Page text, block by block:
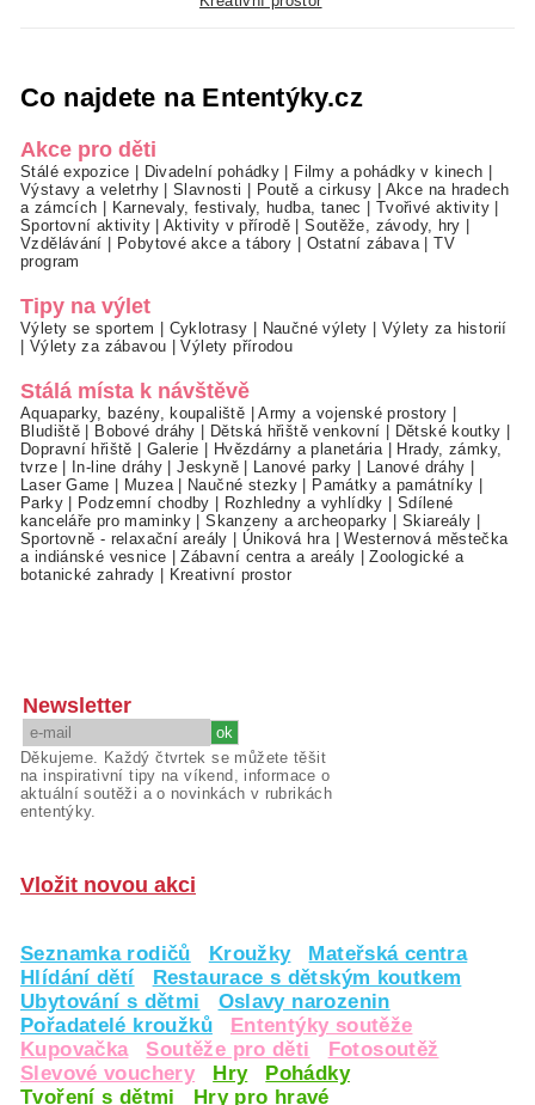
Co najdete na Ententýky.cz
Akce pro děti
Stálé expozice Divadelní pohádky Filmy a pohádky v kinech
Výstavy a veletrhy|Slavnosti Poutě a cirkusy
Akce na hradech
a zámcích
Karnevaly, festivaly, hudba, tanec Tvořivé aktivity
Sportovní aktivity|Aktivity v přírodě |Soutěže, závody, hry
Vzdělávání
Pobytové akce a tábory Ostatní zábava|TV
program
Tipy na výlet
Výlety se sportem Cyklotrasy Naučné výlety
Výlety za historií
Výlety za zábavou |Výlety přírodou
Stálá místa k návštěvě
Aquaparky, bazény, koupaliště |Army a vojenské prostory
Bludiště
Bobové dráhy Dětská hřiště venkovní Dětské koutky
Dopravní hřiště
Galerie Hvězdárny a planetária|
Hrady, zámky,
tvrze| In-line dráhy |Jeskyně| Lanové parky Lanové dráhy
Laser Game
Muzea| Naučné stezky Památky a památníky
Parky| Podzemní chodby Rozhledny a vyhlídky
Sdílené
kanceláře pro maminky |Skanzeny a archeoparky Skiareály
Sportovně - relaxační areály
Úniková hra|Westernová městečka
a indiánské vesnice |Zábavní centra a areály |Zoologické a
botanické zahrady
Kreativní prostor
Newsletter
Děkujeme. Každý čtvrtek se můžete těšit
na inspirativní tipy na víkend, informace o
aktuální soutěži a o novinkách v rubrikách
ententýky.
Vložit novou akci
Seznamka rodičů Kroužky
Mateřská centra
Hlídání dětí
Restaurace s dětským koutkem
Ubytování s dětmi
Oslavy narozenin
Pořadatelé kroužků
Ententýky soutěže
Kupovačka
Soutěže pro děti
Fotosoutěž
Slevové vouchery
Hry
Pohádky
Tvoření s dětmi
Hry pro hravé